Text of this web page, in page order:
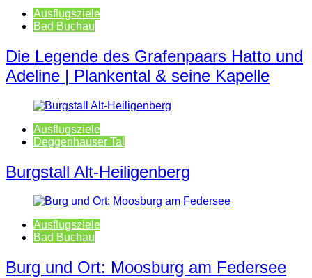
Ausflugsziele
Bad Buchau
Die Legende des Grafenpaars Hatto und
Adeline | Plankental & seine Kapelle
Ausflugsziele
Deggenhauser Tal
Burgstall Alt-Heiligenberg
Ausflugsziele
Bad Buchau
Burg und Ort: Moosburg am Federsee